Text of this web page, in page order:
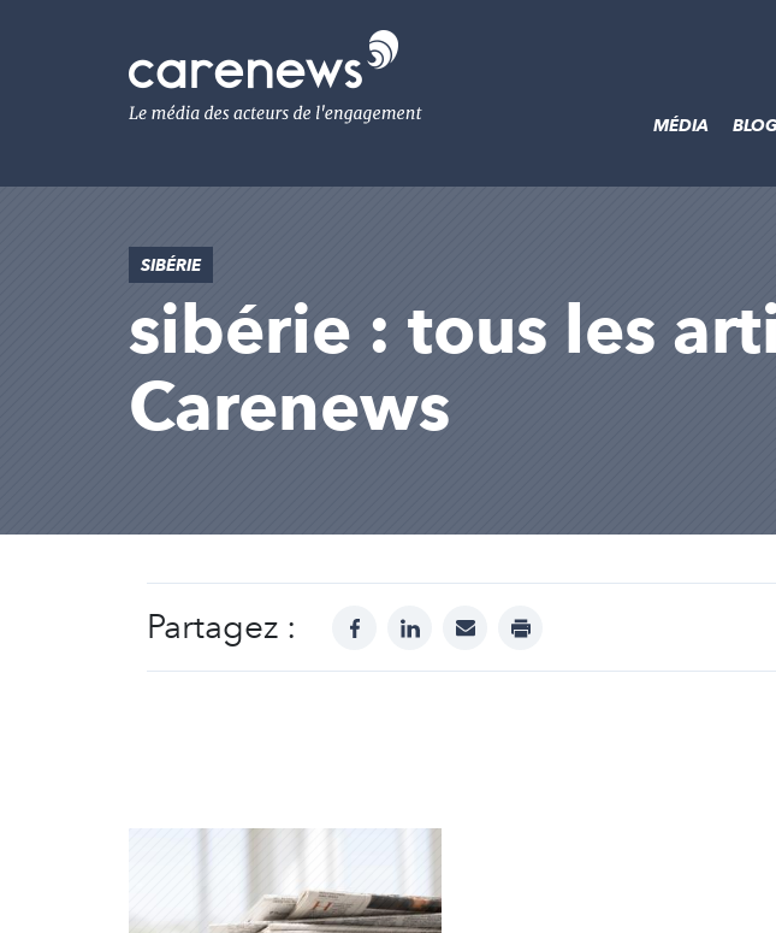
Le
média
de
MÉDIA
SIBÉRIE
sibérie : tous les
Carenews
Partagez : facebooklinkedinmail print